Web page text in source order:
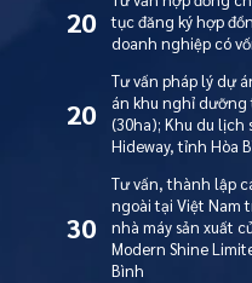
20
tục đăng ký hợp
doanh nghiệp có
20
Tư vấn pháp lý dự
án khu nghỉ dưỡng
(30ha); Khu du lịch
Hideway, tỉnh Hòa
30
Tư vấn, thành lập
ngoài tại Việt Nam
nhà máy sản xuất
Modern Shine
Bình